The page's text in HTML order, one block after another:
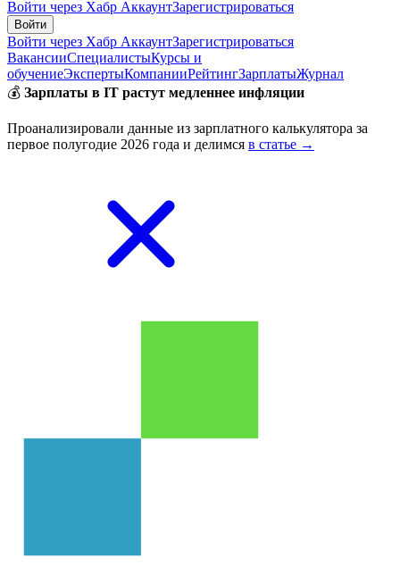
Войти через Хабр АккаунтЗарегистрироваться
Войти
Войти через Хабр АккаунтЗарегистрироваться
ВакансииСпециалистыКурсы и
обучениеЭкспертыКомпанииРейтингЗарплатыЖурнал
💰 Зарплаты в IT растут медленнее инфляции
Проанализировали данные из зарплатного калькулятора за
первое полугодие 2026 года и делимся в статье →